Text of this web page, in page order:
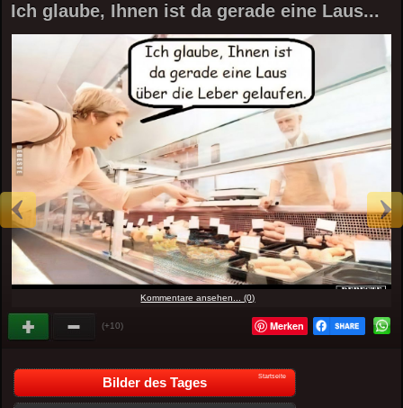
Ich glaube, Ihnen ist da gerade eine Laus...
Kommentare ansehen... (0)
(+10) Merken
Bilder des Tages Startseite